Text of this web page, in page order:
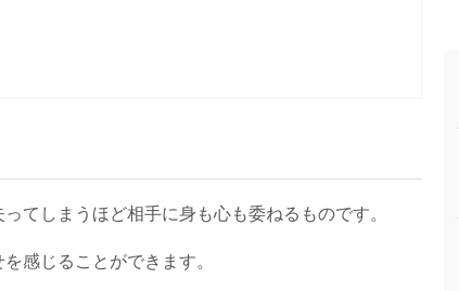
てしまうほど相手に身も心も委ねるものです。
感じることができます。